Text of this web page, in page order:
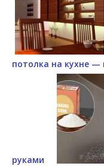
потолка на кухне —
руками